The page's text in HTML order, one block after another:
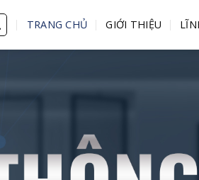
TRANG CHỦ GIỚI THIỆU